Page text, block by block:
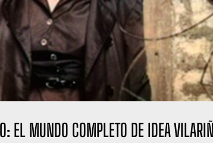
EL MUNDO COMPLETO DE IDEA